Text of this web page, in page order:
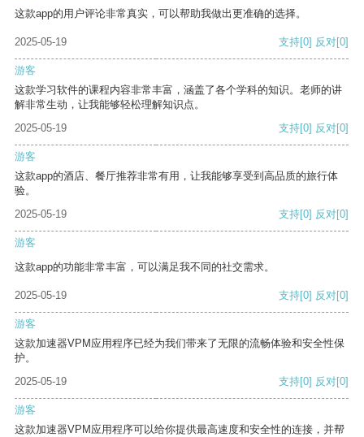
这款app的用户评论非常真实，可以帮助我做出更准确的选择。
2025-05-19 支持[0] 反对[0]
游客
这款学习软件的课程内容非常丰富，涵盖了各个学科的知识。老师的讲
解非常生动，让我能够轻松理解知识点。
2025-05-19
支持[0] 反对[0]
游客
这款app的酒店、餐厅推荐非常有用，让我能够享受到高品质的旅行体
验。
2025-05-19
支持[0] 反对[0]
游客
这款app的功能非常丰富，可以满足我不同的社交需求。
2025-05-19 支持[0] 反对[0]
游客
这款加速器VPM应用程序已经为我们带来了无限的流畅体验和安全性保
护。
2025-05-19
支持[0] 反对[0]
游客
这款加速器VPM应用程序可以给你提供最高速度和安全性的连接，并帮